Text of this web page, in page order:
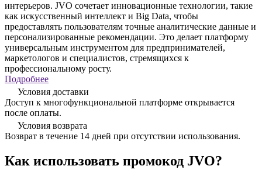
интерьеров. JVO сочетает инновационные технологии, такие
как искусственный интеллект и Big Data, чтобы
предоставлять пользователям точные аналитические данные и
персонализированные рекомендации. Это делает платформу
универсальным инструментом для предпринимателей,
маркетологов и специалистов, стремящихся к
профессиональному росту.
Подробнее
Условия доставки
Доступ к многофункциональной платформе открывается
после оплаты.
Условия возврата
Возврат в течение 14 дней при отсутствии использования.
Как использовать промокод JVO?